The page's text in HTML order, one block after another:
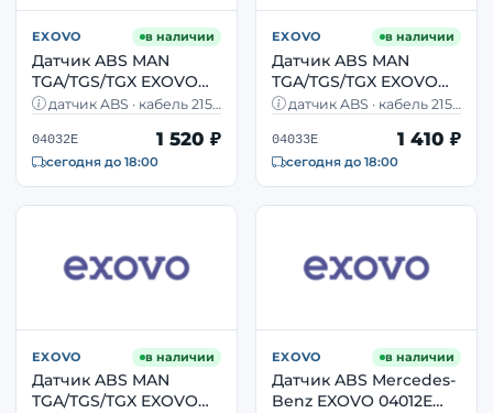
EXOVO в наличии
Датчик ABS MAN
TGA/TGS/TGX EXOVO
04032E колёсный OEM
датчик ABS · кабель 2150
TGX
04032E 1 520 ₽
сегодня до 18:00
EXOVO в наличии
Датчик ABS MAN
TGA/TGS/TGX EXOVO
04033E колёсный OEM
датчик ABS · кабель 2150
TGX
04033E 1 410 ₽
сегодня до 18:00
EXOVO в наличии
Датчик ABS MAN
TGA/TGS/TGX EXOVO
EXOVO в наличии
Датчик ABS Mercedes-
Benz EXOVO 04012E